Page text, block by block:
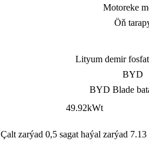
Motoreke
Öň
Lityum demir
BYD
BYD Blade
49.92kWt
Çalt zarýad 0,5 sagat haýal zarýad 7.13